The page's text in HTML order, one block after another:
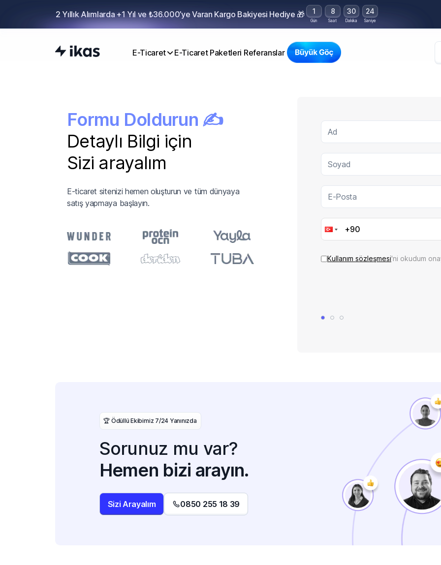
2 Yıllık Alımlarda +1 Yıl ve ₺36.000’ye Varan Kargo Bakiyesi Hediye 🎁 1
Gün
8
Saat
30
Dakika
24
Saniye
E-Ticaret E-Ticaret Paketleri Referanslar
Formu Doldurun ✍
Detaylı Bilgi için
Sizi arayalım
E-ticaret sitenizi hemen oluşturun ve tüm dünyaya
satış yapmaya başlayın.
Ad
Soyad
E-Posta
Kullanım sözleşmesi'ni okudum
️🏆 Ödüllü Ekibimiz 7/24 Yanınızda
Sorunuz mu var?
Hemen bizi arayın.
Sizi Arayalım 0850 255 18 39